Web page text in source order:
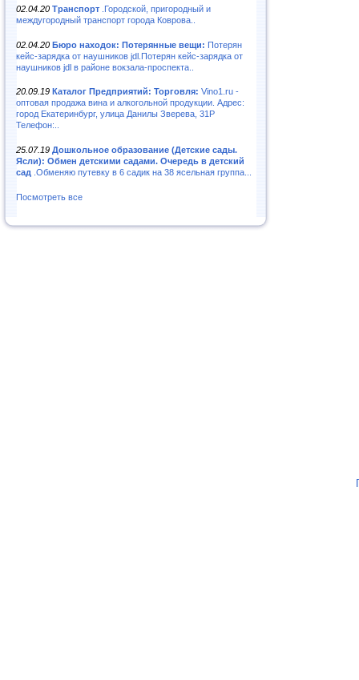
02.04.20 Транспорт .Городской, пригородный и
междугородный транспорт города Коврова..
02.04.20 Бюро находок: Потерянные вещи: Потерян
кейс-зарядка от наушников jdl.Потерян кейс-зарядка от
наушников jdl в районе вокзала-проспекта..
20.09.19 Каталог Предприятий: Торговля: Vino1.ru -
оптовая продажа вина и алкогольной продукции. Адрес:
город Екатеринбург, улица Данилы Зверева, 31Р
Телефон:..
25.07.19 Дошкольное образование (Детские сады.
Ясли): Обмен детскими садами. Очередь в детский
сад .Обменяю путевку в 6 садик на 38 ясельная группа...
Посмотреть все